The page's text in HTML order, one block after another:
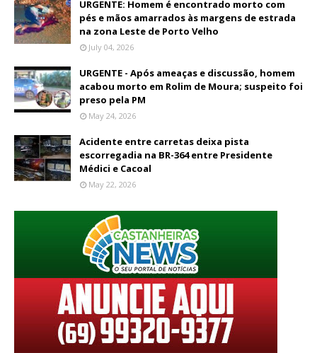
URGENTE: Homem é encontrado morto com
pés e mãos amarrados às margens de estrada
na zona Leste de Porto Velho
July 04, 2026
URGENTE - Após ameaças e discussão, homem
acabou morto em Rolim de Moura; suspeito foi
preso pela PM
May 24, 2026
Acidente entre carretas deixa pista
escorregadia na BR-364 entre Presidente
Médici e Cacoal
May 22, 2026